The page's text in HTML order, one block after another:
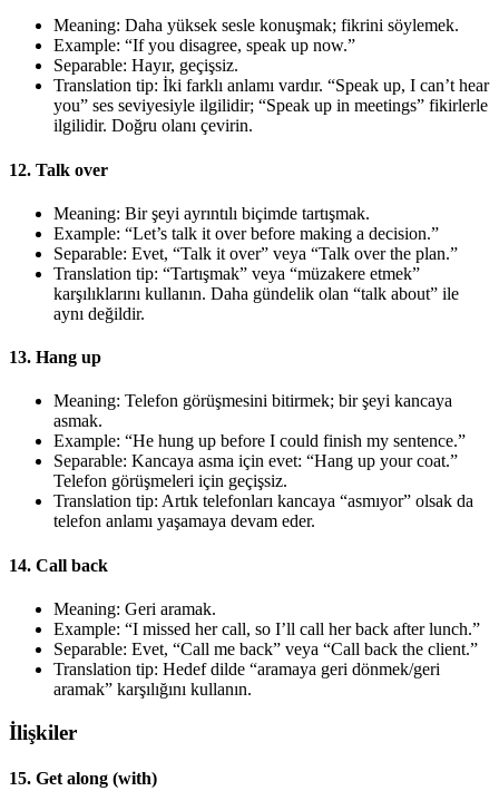
Meaning: Daha yüksek sesle konuşmak; fikrini söylemek.
Example: “If you disagree, speak up now.”
Separable: Hayır, geçişsiz.
Translation tip: İki farklı anlamı vardır. “Speak up, I can’t hear
you” ses seviyesiyle ilgilidir; “Speak up in meetings” fikirlerle
ilgilidir. Doğru olanı çevirin.
12. Talk over
Meaning: Bir şeyi ayrıntılı biçimde tartışmak.
Example: “Let’s talk it over before making a decision.”
Separable: Evet, “Talk it over” veya “Talk over the plan.”
Translation tip: “Tartışmak” veya “müzakere etmek”
karşılıklarını kullanın. Daha gündelik olan “talk about” ile
aynı değildir.
13. Hang up
Meaning: Telefon görüşmesini bitirmek; bir şeyi kancaya
asmak.
Example: “He hung up before I could finish my sentence.”
Separable: Kancaya asma için evet: “Hang up your coat.”
Telefon görüşmeleri için geçişsiz.
Translation tip: Artık telefonları kancaya “asmıyor” olsak da
telefon anlamı yaşamaya devam eder.
14. Call back
Meaning: Geri aramak.
Example: “I missed her call, so I’ll call her back after lunch.”
Separable: Evet, “Call me back” veya “Call back the client.”
Translation tip: Hedef dilde “aramaya geri dönmek/geri
aramak” karşılığını kullanın.
İlişkiler
15. Get along (with)